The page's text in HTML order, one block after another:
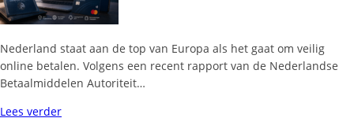
Nederland staat aan de top van Europa als het gaat om veilig
online betalen. Volgens een recent rapport van de Nederlandse
Betaalmiddelen Autoriteit…
Lees verder